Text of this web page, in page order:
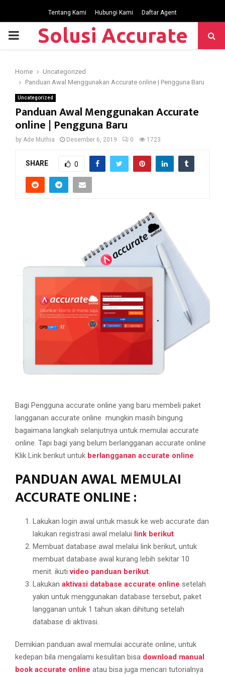
Tentang Kami Hubungi Kami Daftar Agent
P
M
A
N
Solusi Accurate
Home
Uncategorized
Panduan Awal Menggunakan Accurate online | Pengguna Baru
Uncategorized
Panduan Awal Menggunakan Accurate
online | Pengguna Baru
by Ade Muthia Desember 6, 2019 0 1723
SHARE 0
Bagi Pengguna accurate online yang baru membeli paket
langganan accurate online mungkin masih bingung
bagaimana langkah selanjutnya untuk memulai accurate
online. Tapi bagi yang belum berlangganan accurate online
Klik Link berikut untuk berlangganan accurate online
PANDUAN AWAL MEMULAI
ACCURATE ONLINE :
Lakukan login awal untuk masuk ke web accurate dan
lakukan registrasi awal melalui link berikut
Membuat database awal melalui link berikut, untuk
membuat database awal kurang lebih sekitar 10
menit. ikutivideo panduan berikut.
Lakukan aktivasi database accurate online setelah
yakin untuk menggunakan database tersebut, paket
langganan untuk 1 tahun akan dihitung setelah
database di aktivasi.
Demikian panduan awal memulai accurate online, untuk
kedepan bila mengalami kesulitan bisa download manual
book accurate online atau bisa juga mencari tutorialnya